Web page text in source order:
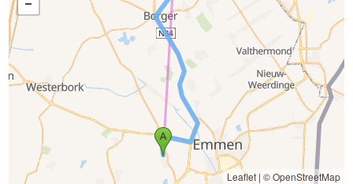
Leaflet| © OpenStreetMap